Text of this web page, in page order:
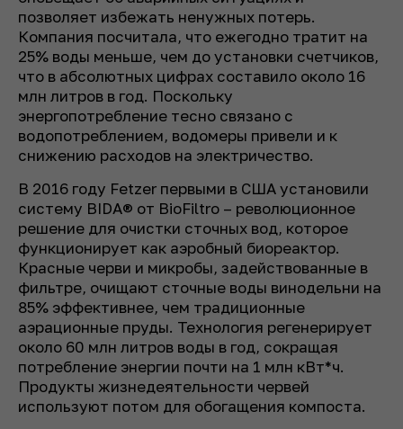
позволяет избежать ненужных потерь.
Компания посчитала, что ежегодно тратит на
25% воды меньше, чем до установки счетчиков,
что в абсолютных цифрах составило около 16
млн литров в год. Поскольку
энергопотребление тесно связано с
водопотреблением, водомеры привели и к
снижению расходов на электричество.
В 2016 году Fetzer первыми в США установили
систему BIDA® от BioFiltro – революционное
решение для очистки сточных вод, которое
функционирует как аэробный биореактор.
Красные черви и микробы, задействованные в
фильтре, очищают сточные воды винодельни на
85% эффективнее, чем традиционные
аэрационные пруды. Технология регенерирует
около 60 млн литров воды в год, сокращая
потребление энергии почти на 1 млн кВт*ч.
Продукты жизнедеятельности червей
используют потом для обогащения компоста.